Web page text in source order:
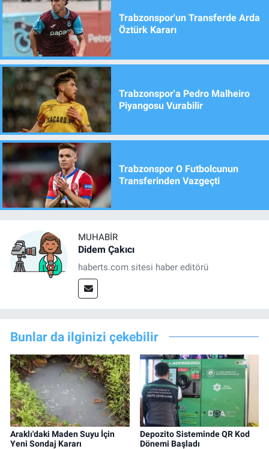
Trabzonspor'un Transferde Arda
Öztürk Kararı
Trabzonspor'a Pedro Malheiro
Piyangosu Vurabilir
Trabzonspor O Futbolcunun
Transferinden Vazgeçti
MUHABIR
Didem Çakıcı
haberts.com sitesi haber editörü
Bunlar da ilginizi çekebilir
Araklı'daki Maden Suyu İçin
Yeni Sondaj Kararı
Depozito Sisteminde QR Kod
Dönemi Başladı